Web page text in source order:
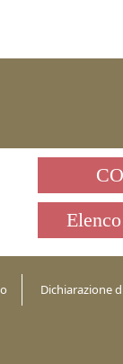
Dichiarazione